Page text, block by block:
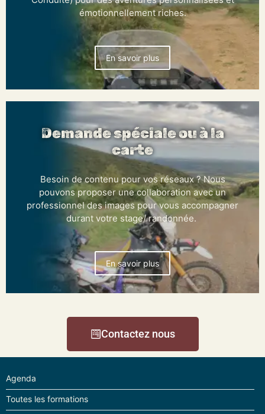
émotionnellement riches.
En savoir plus
Demande spéciale ou à la
carte
Besoin de contenu pour vos réseaux ? Nous
pouvons proposer une collaboration avec un
professionnel des images pour vous accompagner
durant votre stage/ randonnée.
En savoir plus
Contactez nous
Agenda
Toutes les formations